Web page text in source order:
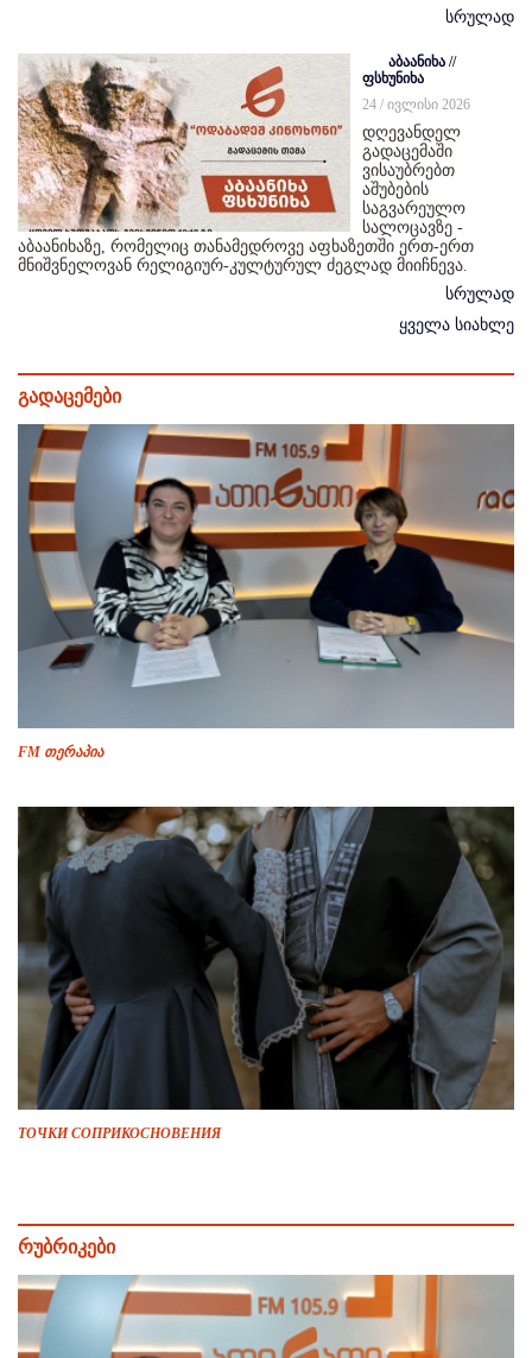
სრულად
აბაანიხა //
ფსხუნიხა
24 / ივლისი 2026
დღევანდელ
გადაცემაში
ვისაუბრებთ
აშუბების
საგვარეულო
სალოცავზე -
აბაანიხაზე, რომელიც თანამედროვე აფხაზეთში ერთ-ერთ
მნიშვნელოვან რელიგიურ-კულტურულ ძეგლად მიიჩნევა.
სრულად
ყველა სიახლე
გადაცემები
FM თერაპია
ТОЧКИ СОПРИКОСНОВЕНИЯ
რუბრიკები